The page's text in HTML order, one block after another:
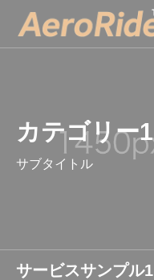
サービスサンプル1
カテゴリー1
サブタイトル